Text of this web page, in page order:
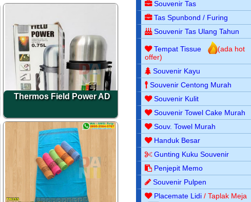
Thermos Field Power AD
Souvenir Tas
Tas Spunbond / Furing
Souvenir Tas Ulang Tahun
Tempat Tissue
(ada hot
offer)
Souvenir Kayu
Souvenir Centong Murah
Souvenir Kulit
Souvenir Towel Cake Murah
Souv. Towel Murah
Handuk Besar
Gunting Kuku Souvenir
Penjepit Memo
Souvenir Pulpen
Placemate Lidi / Taplak Meja